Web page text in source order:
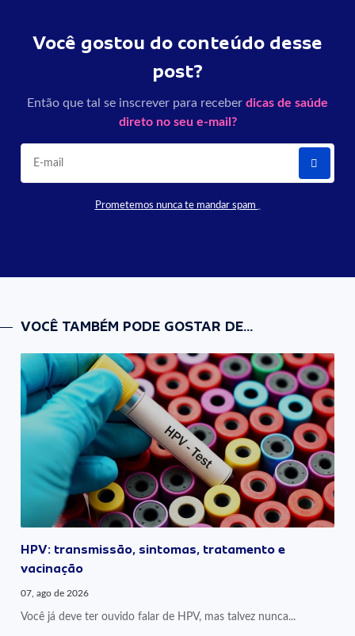
Você gostou do conteúdo desse
post?
Então que tal se inscrever para receber dicas de saúde
direto no seu e-mail?
Prometemos nunca te mandar spam
VOCÊ TAMBÉM PODE GOSTAR DE...
HPV: transmissão, sintomas, tratamento e
vacinação
07, ago de 2026
Você já deve ter ouvido falar de HPV, mas talvez nunca...